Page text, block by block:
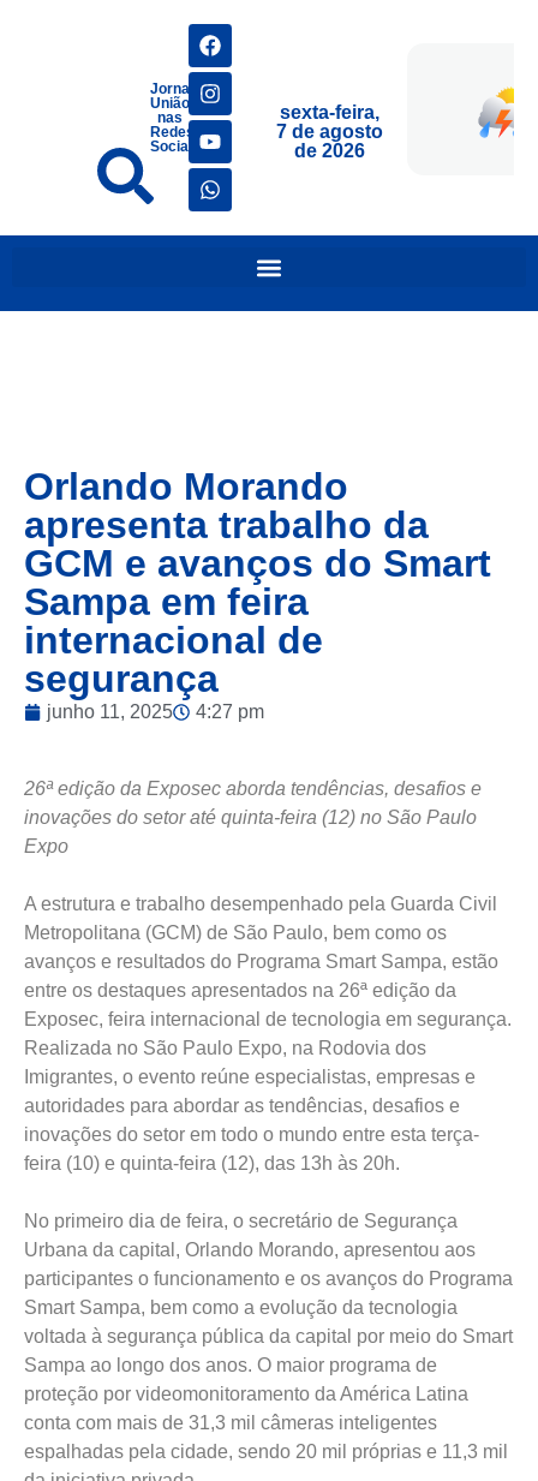
Jornais
União
nas
Redes
Sociais
sexta-feira,
7 de agosto
de 2026
Orlando Morando
apresenta trabalho da
GCM e avanços do Smart
Sampa em feira
internacional de
segurança
junho 11, 2025 4:27 pm
26ª edição da Exposec aborda tendências, desafios e
inovações do setor até quinta-feira (12) no São Paulo
Expo
A estrutura e trabalho desempenhado pela Guarda Civil
Metropolitana (GCM) de São Paulo, bem como os
avanços e resultados do Programa Smart Sampa, estão
entre os destaques apresentados na 26ª edição da
Exposec, feira internacional de tecnologia em segurança.
Realizada no São Paulo Expo, na Rodovia dos
Imigrantes, o evento reúne especialistas, empresas e
autoridades para abordar as tendências, desafios e
inovações do setor em todo o mundo entre esta terça-
feira (10) e quinta-feira (12), das 13h às 20h.
No primeiro dia de feira, o secretário de Segurança
Urbana da capital, Orlando Morando, apresentou aos
participantes o funcionamento e os avanços do Programa
Smart Sampa, bem como a evolução da tecnologia
voltada à segurança pública da capital por meio do Smart
Sampa ao longo dos anos. O maior programa de
proteção por videomonitoramento da América Latina
conta com mais de 31,3 mil câmeras inteligentes
espalhadas pela cidade, sendo 20 mil próprias e 11,3 mil